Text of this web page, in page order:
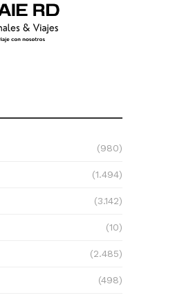
(980)
(1.494)
(3.142)
(10)
(2.485)
(498)